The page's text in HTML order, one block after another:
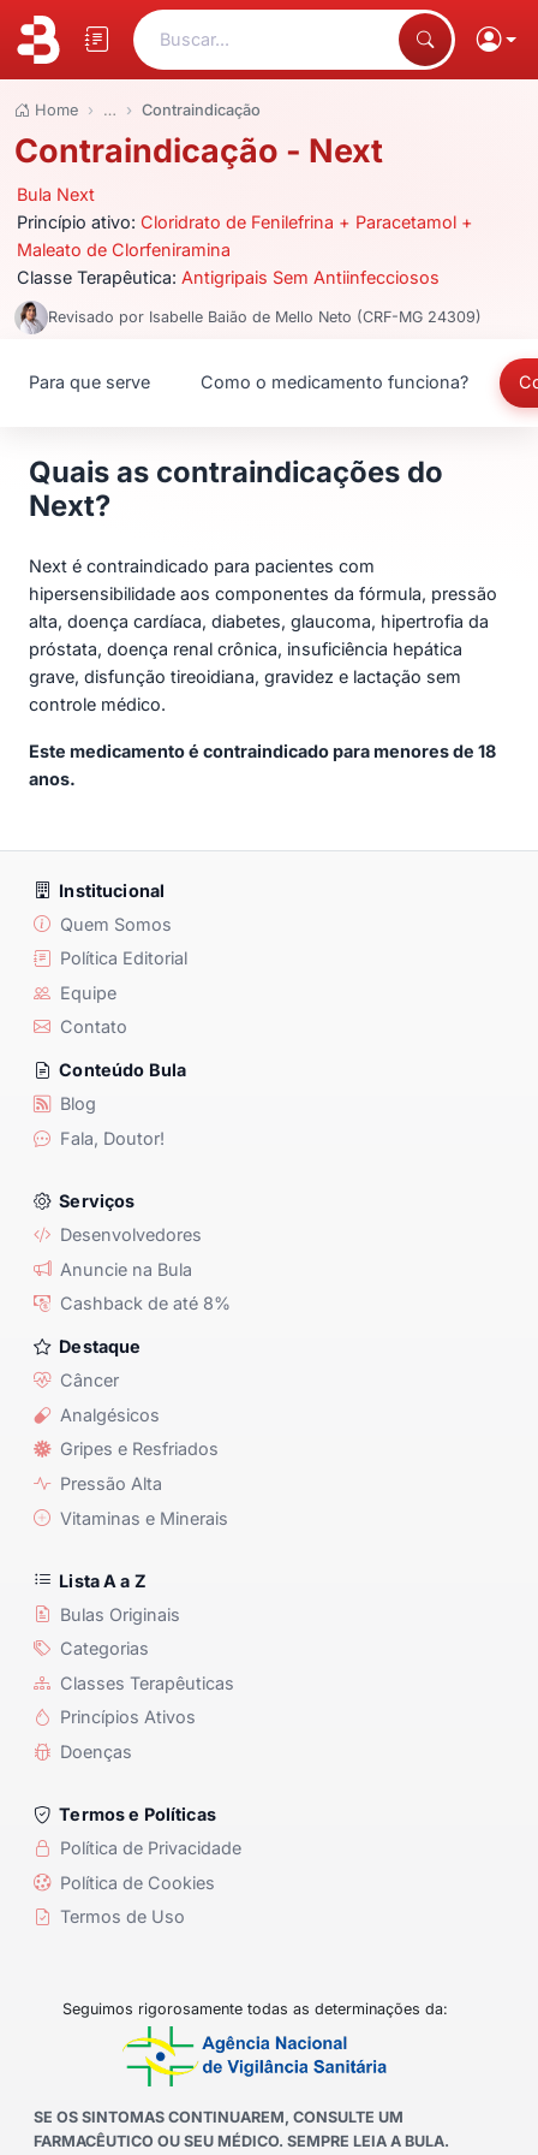
Buscar...
Home … Contraindicação
Contraindicação - Next
Bula Next
Princípio ativo: Cloridrato de Fenilefrina + Paracetamol +
Maleato de Clorfeniramina
Classe Terapêutica: Antigripais Sem Antiinfecciosos
Revisado por Isabelle Baião de Mello Neto (CRF-MG 24309)
Para que serve Como o medicamento funciona?
Quais as contraindicações do
Next?
Next é contraindicado para pacientes com
hipersensibilidade aos componentes da fórmula, pressão
alta, doença cardíaca, diabetes, glaucoma, hipertrofia da
próstata, doença renal crônica, insuficiência hepática
grave, disfunção tireoidiana, gravidez e lactação sem
controle médico.
Este medicamento é contraindicado para menores de 18
anos.
Institucional
Quem Somos
Política Editorial
Equipe
Contato
Conteúdo Bula
Blog
Fala, Doutor!
Serviços
Desenvolvedores
Anuncie na Bula
Cashback de até 8%
Destaque
Câncer
Analgésicos
Gripes e Resfriados
Pressão Alta
Vitaminas e Minerais
Lista A a Z
Bulas Originais
Categorias
Classes Terapêuticas
Princípios Ativos
Doenças
Termos e Políticas
Política de Privacidade
Política de Cookies
Termos de Uso
Seguimos rigorosamente todas as determinações da:
SE OS SINTOMAS CONTINUAREM, CONSULTE UM
FARMACÊUTICO OU SEU MÉDICO. SEMPRE LEIA A BULA.